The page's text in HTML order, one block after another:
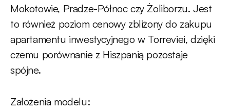
Mokotowie, Pradze-Północ czy Żoliborzu. Jest
to również poziom cenowy zbliżony do zakupu
apartamentu inwestycyjnego w Torreviei, dzięki
czemu porównanie z Hiszpanią pozostaje
spójne.
Założenia modelu: